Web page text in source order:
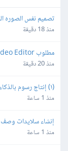
تصميم نفس الصوره
منذ 18 دقيقة
مطلوب Video Editor متخصص في YouTube Gaming ( تعاون مستمر )
منذ 20 دقيقة
(١) إنتاج رسوم بالذكاء الاصطناعي لكتب أطفال
منذ 1 ساعة
إنشاء سلايدات
منذ 1 ساعة